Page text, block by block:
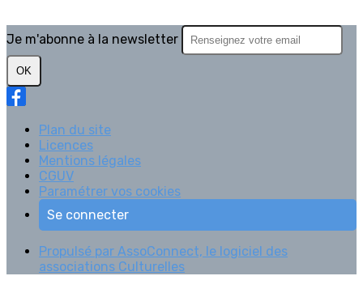
Je m'abonne à la newsletter
OK
Plan du site
Licences
Mentions légales
CGUV
Paramétrer vos cookies
Se connecter
Propulsé par AssoConnect, le logiciel des
associations Culturelles